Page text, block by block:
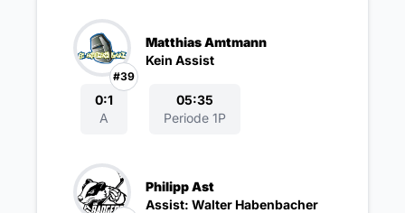
#39
Matthias Amtmann
Kein Assist
0:1
A
05:35
Periode 1P
Philipp Ast
Assist: Walter Habenbacher